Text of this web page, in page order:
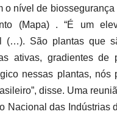
o nível de
(Mapa) . “É um
(…). São plantas que
ativas, gradientes de
nessas plantas, nós
disse. Uma
Nacional das Indústrias